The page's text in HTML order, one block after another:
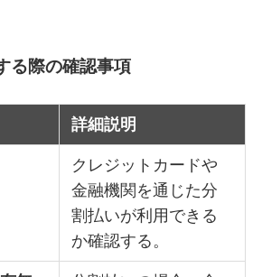
る際の確認事項
詳細説明
クレジットカードや
金融機関を通じた分
割払いが利用できる
か確認する。